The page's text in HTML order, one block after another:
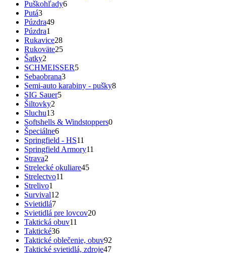
Puškohľady6
Putá3
Púzdra49
Púzdra1
Rukavice28
Rukoväte25
Šatky2
SCHMEISSER5
Sebaobrana3
Semi-auto karabiny - pušky8
SIG Sauer5
Šiltovky2
Sluchu13
Softshells & Windstoppers0
Špeciálne6
Springfield - HS11
Springfield Armory11
Strava2
Strelecké okuliare45
Strelectvo11
Strelivo1
Survival12
Svietidlá7
Svietidlá pre lovcov20
Taktická obuv11
Taktické36
Taktické oblečenie, obuv92
Taktické svietidlá, zdroje47